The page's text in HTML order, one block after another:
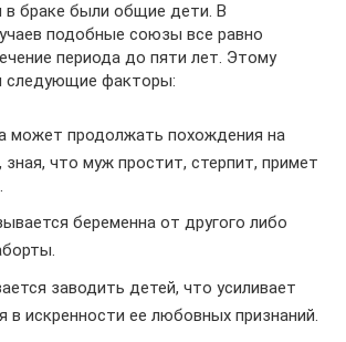
в браке были общие дети. В
подобные союзы все равно
периода до пяти лет. Этому
следующие факторы:
может продолжать похождения на
зная, что муж простит, стерпит, примет
беременна от другого либо
заводить детей, что усиливает
в искренности ее любовных признаний.